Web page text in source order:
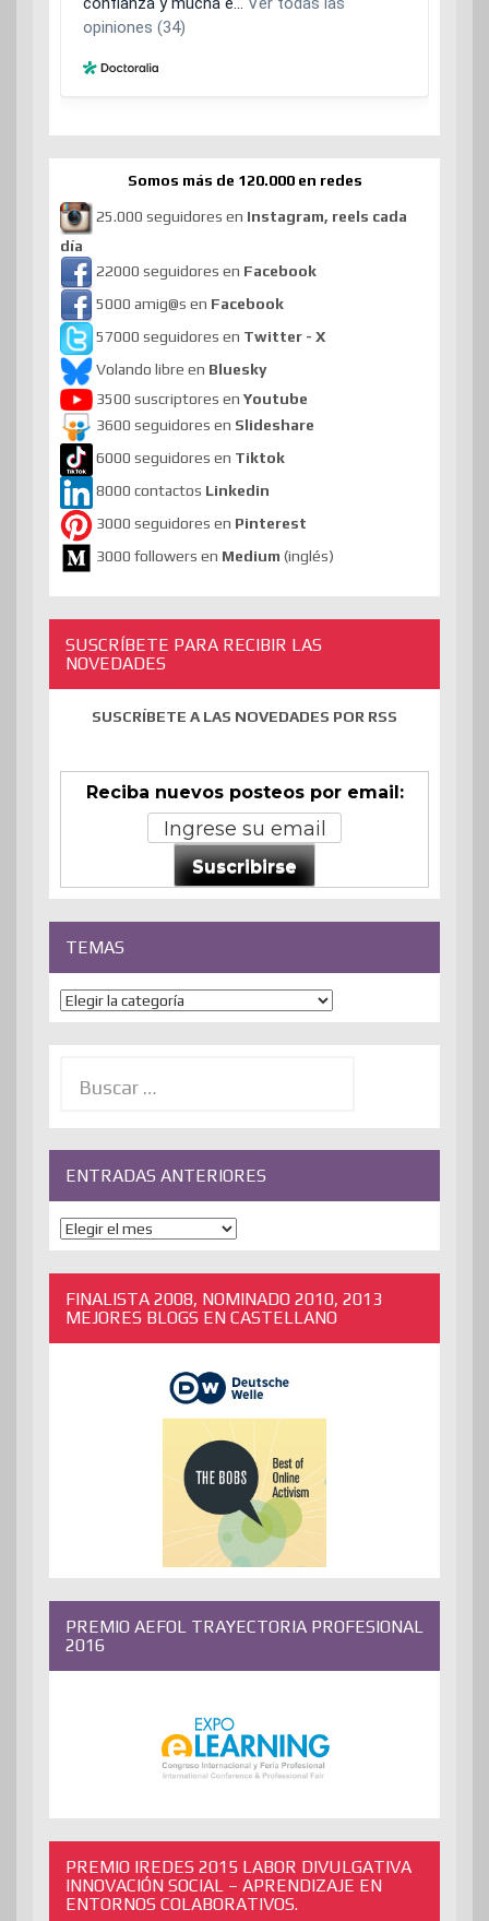
Somos más de 120.000 en redes
25.000 seguidores en Instagram, reels cada
día
22000 seguidores en Facebook
5000 amig@s en Facebook
57000 seguidores en Twitter - X
Volando libre en Bluesky
3500 suscriptores en Youtube
3600 seguidores en Slideshare
6000 seguidores en Tiktok
8000 contactos Linkedin
3000 seguidores en Pinterest
3000 followers en Medium (inglés)
SUSCRÍBETE PARA RECIBIR LAS
NOVEDADES
SUSCRÍBETE A LAS NOVEDADES POR RSS
Reciba nuevos posteos por email:
Suscribirse
TEMAS
Temas
ENTRADAS ANTERIORES
ENTRADAS
ANTERIORES
FINALISTA 2008, NOMINADO 2010, 2013
MEJORES BLOGS EN CASTELLANO
PREMIO AEFOL TRAYECTORIA PROFESIONAL
2016
PREMIO IREDES 2015 LABOR DIVULGATIVA
INNOVACIÓN SOCIAL – APRENDIZAJE EN
ENTORNOS COLABORATIVOS.